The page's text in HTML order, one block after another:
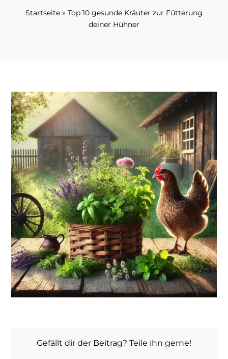
Startseite » Top 10 gesunde Kräuter zur Fütterung
deiner Hühner
Gefällt dir der Beitrag? Teile ihn gerne!